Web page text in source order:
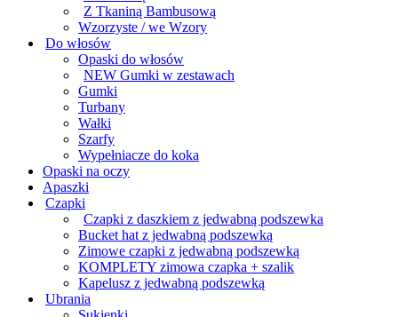
Z Tkaniną Bambusową
Wzorzyste / we Wzory
Do włosów
Opaski do włosów
NEW Gumki w zestawach
Gumki
Turbany
Wałki
Szarfy
Wypełniacze do koka
Opaski na oczy
Apaszki
Czapki
Czapki z daszkiem z jedwabną podszewka
Bucket hat z jedwabną podszewką
Zimowe czapki z jedwabną podszewką
KOMPLETY zimowa czapka + szalik
Kapelusz z jedwabną podszewką
Ubrania